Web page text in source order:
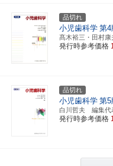
品切れ
小児歯科学 第4
髙木裕三・田村
発行時参考価格
品切れ
小児歯科学 第5
白川哲夫 編集代
発行時参考価格